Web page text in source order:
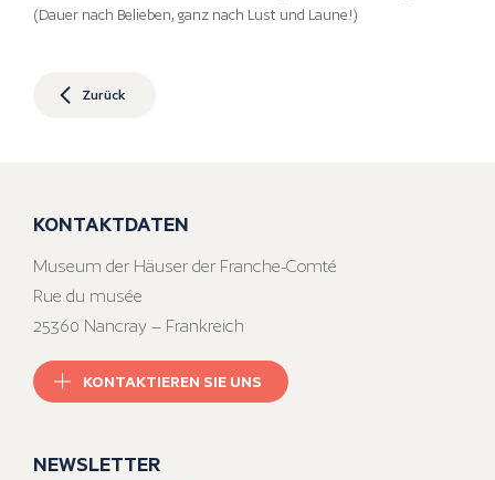
(Dauer nach Belieben, ganz nach Lust und Laune!)
Zurück
KONTAKTDATEN
Museum der Häuser der Franche-Comté
Rue du musée
25360 Nancray – Frankreich
KONTAKTIEREN SIE UNS
NEWSLETTER